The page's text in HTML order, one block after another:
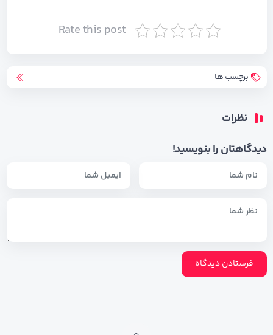
Rate this post
برچسب ها
نظرات
دیدگاهتان را بنویسید!